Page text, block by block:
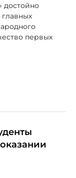
достойно
первых